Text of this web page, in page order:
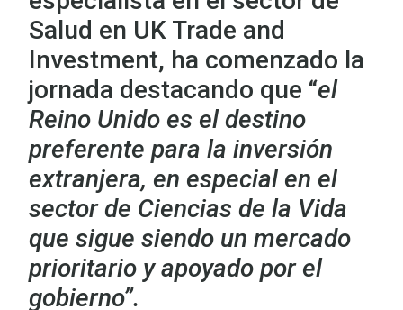
Salud en UK Trade and
Investment, ha comenzado la
jornada destacando que “el
Reino Unido es el destino
preferente para la inversión
extranjera, en especial en el
sector de Ciencias de la Vida
que sigue siendo un mercado
prioritario y apoyado por el
gobierno”.